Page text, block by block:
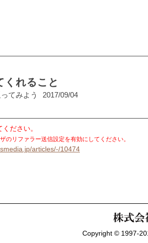
くれること
てみよう 2017/09/04
ださい。
のリファラー送信設定を有効にしてください。
articles/-/10474
Copyright © 1997-